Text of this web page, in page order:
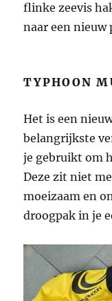
flinke zeevis
naar een nieuw
TYPHOON
Het is een
belangrijkste
je gebruikt om
Deze zit niet
moeizaam en
droogpak in je